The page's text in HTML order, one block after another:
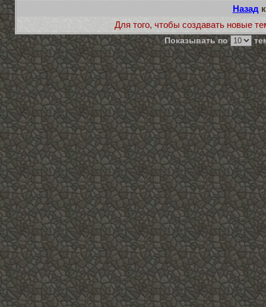
Назад
Для того, чтобы создавать новые
Показывать по